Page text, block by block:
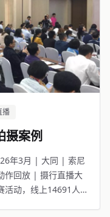
播
摄案例
年3月 | 大同 | 索尼
作回放 | 摄行直播大
活动，线上14691人